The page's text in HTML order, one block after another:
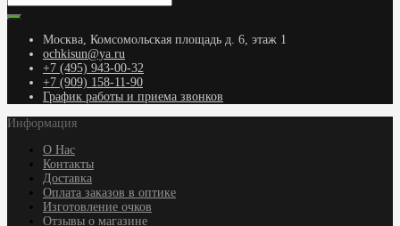
Москва, Комсомольская площадь д. 6, этаж 1
ochkisun@ya.ru
+7 (495) 943-00-32
+7 (909) 158-11-90
График работы и приема звонков
Информация
О Нас
Контакты
Доставка
Оплата заказов в оптике
Изготовление очков
Отзывы о магазине